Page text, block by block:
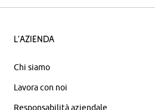
L'azienda
Chi siamo
Lavora con noi
Responsabilità aziendale